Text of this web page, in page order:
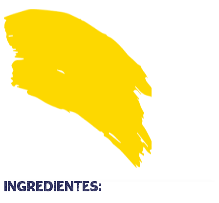
ingredientes: